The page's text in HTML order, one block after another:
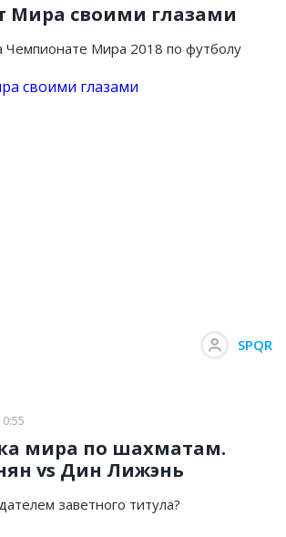
Мира своими глазами
Чемпионате Мира 2018 по футболу
SPQR
мира по шахматам.
vs Дин Лижэнь
заветного титула?